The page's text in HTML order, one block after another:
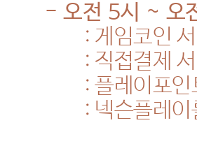
-오전 5시 ~ 오
: 게임코인
: 직접결제
:플레이포인
: 넥슨플레